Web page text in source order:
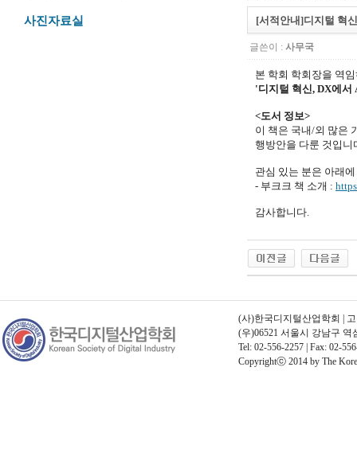
사진자료실 [서적안내]디지털 혁
글쓴이 : 사무국
본 학회 학회장을 역
'디지털 혁신, DX에서
<도서 정보>
이 책은 국내/외 많은
행방안을 다룬 것입
관심 있는 분은 아래
- 부크크 책 소개 :
감사합니다.
(사)한국디지털산업학회 |
(우)06521 서울시 강남구
Tel: 02-556-2257 | Fax: 02-
Copyrightⓒ 2014 by The